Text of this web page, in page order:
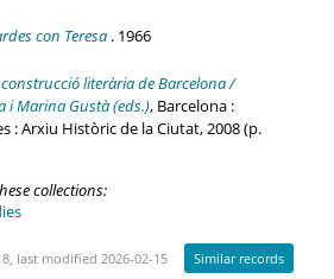
con Teresa. 1966
literària de Barcelona /
i Marina Gustà (eds.), Barcelona :
: Arxiu Històric de la Ciutat, 2008 (p.
collections:
last modified 2026-02-15 Similar records